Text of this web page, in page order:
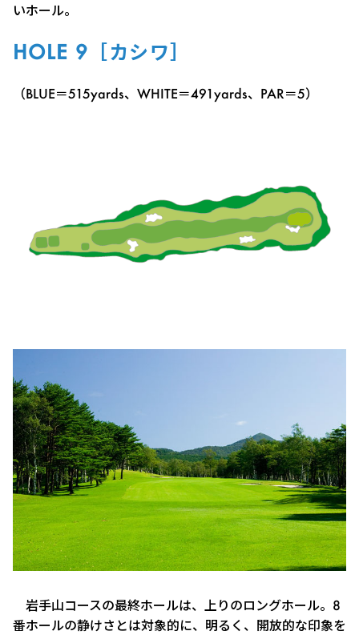
いホール。
HOLE 9［カシワ］
（BLUE＝515yards、WHITE＝491yards、PAR＝5）
岩手山コースの最終ホールは、上りのロングホール。8
番ホールの静けさとは対象的に、明るく、開放的な印象を